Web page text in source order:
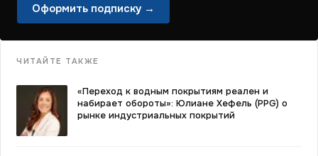
Оформить подписку →
ЧИТАЙТЕ ТАКЖЕ
«Переход к водным покрытиям реален и
набирает обороты»: Юлиане Хефель (PPG) о
рынке индустриальных покрытий